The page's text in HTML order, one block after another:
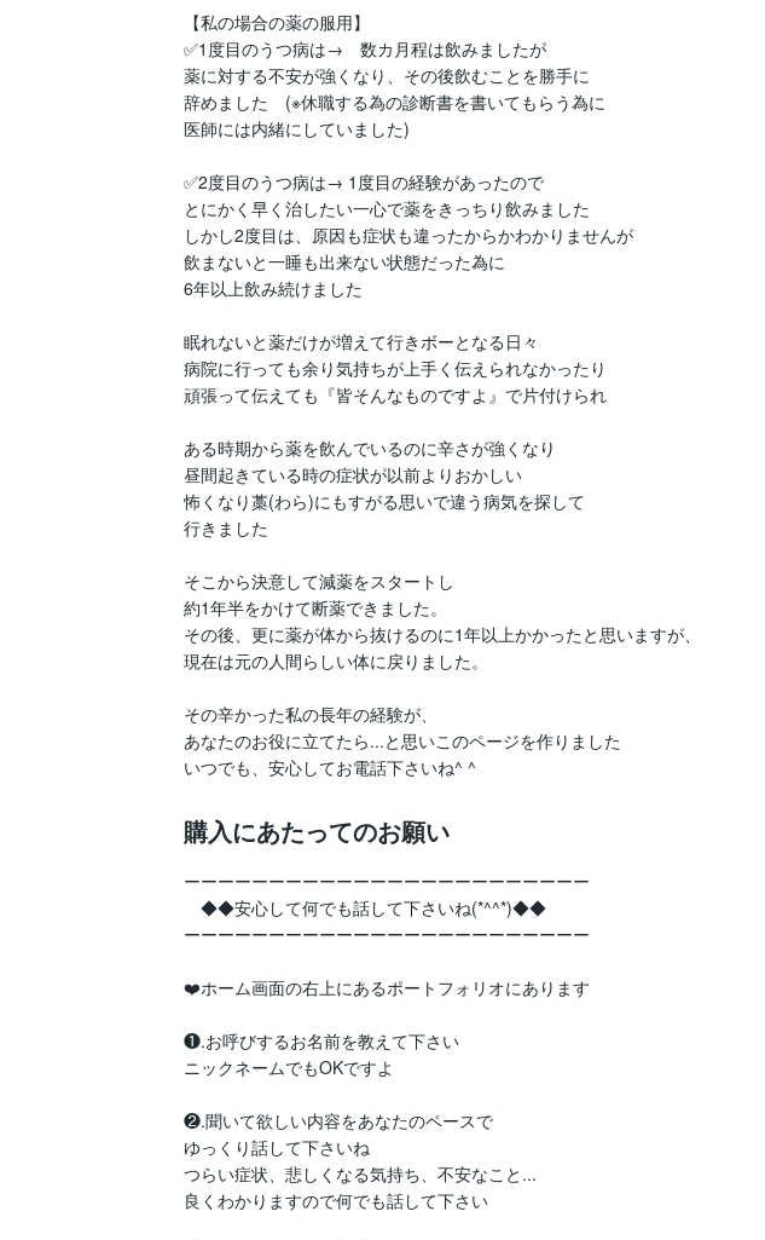
【私の場合の薬の服用】
✅1度目のうつ病は→　数カ月程は飲みましたが
薬に対する不安が強くなり、その後飲むことを勝手に
辞めました　(※休職する為の診断書を書いてもらう為に
医師には内緒にしていました)
✅2度目のうつ病は→ 1度目の経験があったので
とにかく早く治したい一心で薬をきっちり飲みました
しかし2度目は、原因も症状も違ったからかわかりませんが
飲まないと一睡も出来ない状態だった為に
6年以上飲み続けました
眠れないと薬だけが増えて行きボーとなる日々
病院に行っても余り気持ちが上手く伝えられなかったり
頑張って伝えても『皆そんなものですよ』で片付けられ
ある時期から薬を飲んでいるのに辛さが強くなり
昼間起きている時の症状が以前よりおかしい
怖くなり藁(わら)にもすがる思いで違う病気を探して
行きました
そこから決意して減薬をスタートし
約1年半をかけて断薬できました。
その後、更に薬が体から抜けるのに1年以上かかったと思いますが、
現在は元の人間らしい体に戻りました。
その辛かった私の長年の経験が、
あなたのお役に立てたら...と思いこのページを作りました
購入にあたってのお願い
ーーーーーーーーーーーーーーーーーーーーーーーー
◆◆安心して何でも話して下さいね(*^^*)◆◆
ーーーーーーーーーーーーーーーーーーーーーーーー
❤️ホーム画面の右上にあるポートフォリオにあります
❶.お呼びするお名前を教えて下さい
ニックネームでもOKですよ
❷.聞いて欲しい内容をあなたのペースで
ゆっくり話して下さいね
つらい症状、悲しくなる気持ち、不安なこと...
良くわかりますので何でも話して下さい